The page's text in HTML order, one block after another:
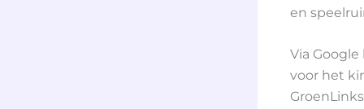
en
Via
voor het